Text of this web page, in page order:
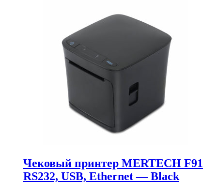
Чековый принтер MERTECH F91
RS232, USB, Ethernet — Black